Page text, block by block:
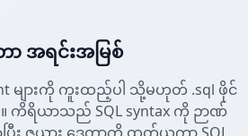
ာ အရင်းအမြစ်
များကို ကူးထည့်ပါ သို့မဟုတ် .sql ဖိုင်
ကိရိယာသည် SQL syntax ကို ဉာဏ်